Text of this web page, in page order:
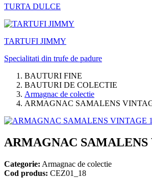
TURTA DULCE
TARTUFI JIMMY
Specialitati din trufe de padure
BAUTURI FINE
BAUTURI DE COLECTIE
Armagnac de colectie
ARMAGNAC SAMALENS
ARMAGNAC SAMALENS
Categorie: Armagnac de colectie
Cod produs: CEZ01_18